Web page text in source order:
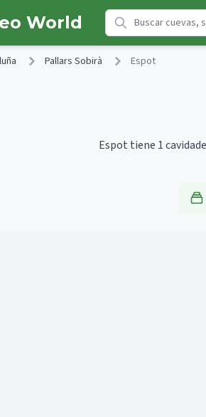
World
Pallars Sobirà Espot
Espot tiene 1